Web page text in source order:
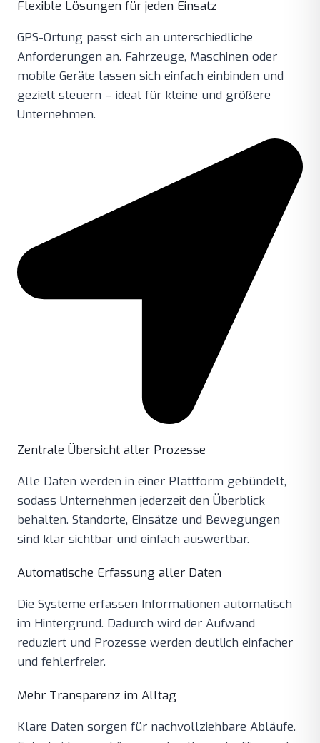
Flexible Lösungen für jeden Einsatz
GPS-Ortung passt sich an unterschiedliche
Anforderungen an. Fahrzeuge, Maschinen oder
mobile Geräte lassen sich einfach einbinden und
gezielt steuern – ideal für kleine und größere
Unternehmen.
Zentrale Übersicht aller Prozesse
Alle Daten werden in einer Plattform gebündelt,
sodass Unternehmen jederzeit den Überblick
behalten. Standorte, Einsätze und Bewegungen
sind klar sichtbar und einfach auswertbar.
Automatische Erfassung aller Daten
Die Systeme erfassen Informationen automatisch
im Hintergrund. Dadurch wird der Aufwand
reduziert und Prozesse werden deutlich einfacher
und fehlerfreier.
Mehr Transparenz im Alltag
Klare Daten sorgen für nachvollziehbare Abläufe.